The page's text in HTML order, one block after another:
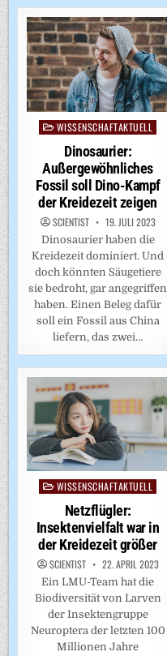
PostedWISSENSCHAFTAKTUELL
Dinosaurier:
Außergewöhnliches
Fossil soll Dino-Kampf
der Kreidezeit zeigen
SCIENTIST 19. JULI 2023
Dinosaurier haben die
Kreidezeit dominiert. Und
doch könnten Säugetiere
sie bedroht, gar angegriffen
haben. Einen Beleg dafür
soll ein Fossil aus China
liefern, das zwei…
PostedWISSENSCHAFTAKTUELL
Netzflügler:
Insektenvielfalt war in
der Kreidezeit größer
SCIENTIST 22. APRIL 2023
Ein LMU-Team hat die
Biodiversität von Larven
der Insektengruppe
Neuroptera der letzten 100
Millionen Jahre